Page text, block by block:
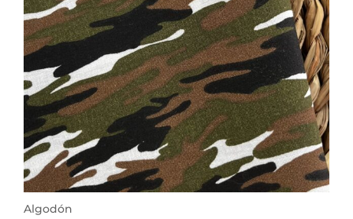
Algodón